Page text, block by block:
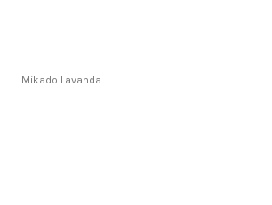
Mikado Lavanda